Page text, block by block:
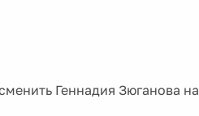
Геннадия Зюганова на